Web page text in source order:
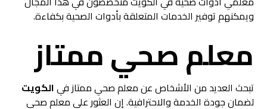
ويمكنهم توفير الخدمات المتعلقة بأدوات الصحية بكفاءة.
معلم صحي ممتاز
تبحث العديد من الأشخاص عن معلم صحي ممتاز فيالكويت
لضمان جودة الخدمة والاحترافية. إن العثور على معلم صحي